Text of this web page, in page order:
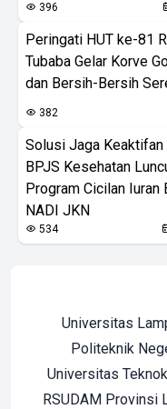
396
Peringati HUT ke-81
Tubaba Gelar Korve
dan Bersih-Bersih
382
Solusi Jaga
BPJS Kesehatan
Program Cicilan Iuran
NADI JKN
534
Universitas
Politeknik
Universitas
RSUDAM Provinsi